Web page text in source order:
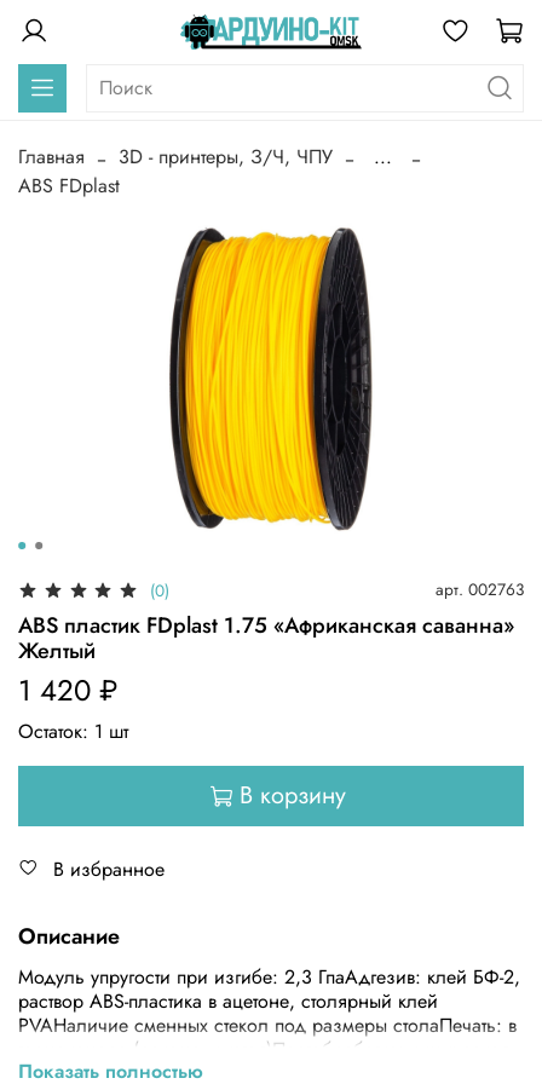
Главная 3D - принтеры, З/Ч, ЧПУ
...
ABS FDplast
(0) арт. 002763
ABS пластик FDplast 1.75 «Африканская саванна»
Желтый
1 420 ₽
Остаток: 1 шт
В корзину
В избранное
Описание
Модуль упругости при изгибе: 2,3 ГпаАдгезив: клей БФ-2,
раствор ABS-пластика в ацетоне, столярный клей
PVAНаличие сменных стекол под размеры столаПечать: в
термокамере (рекомендуется)Постобработка: химическая,
механическаяРастворитель: ацетонОбработка:
Показать полностью